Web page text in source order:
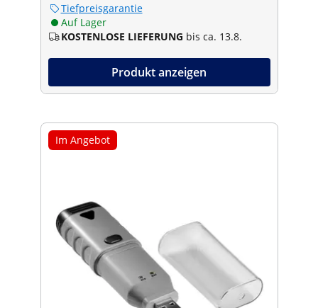
Tiefpreisgarantie
Auf Lager
KOSTENLOSE LIEFERUNG bis ca. 13.8.
Produkt anzeigen
Im Angebot